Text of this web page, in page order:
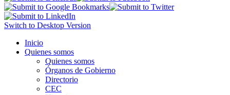
Switch to Desktop Version
Inicio
Quienes somos
Quienes somos
Órganos de Gobierno
Directorio
CEC